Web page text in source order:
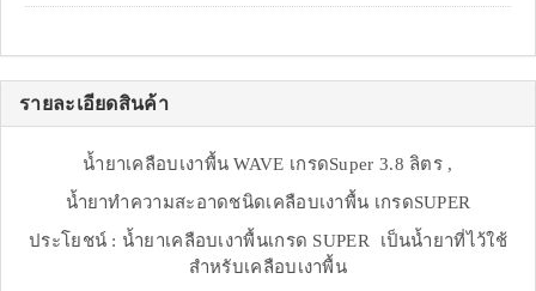
รายละเอียดสินค้า
น้ำยาเคลือบเงาพื้น WAVE เกรดSuper 3.8 ลิตร ,
น้ำยาทำความสะอาดชนิดเคลือบเงาพื้น เกรดSUPER
ประโยชน์ : น้ำยาเคลือบเงาพื้นเกรด SUPER เป็นน้ำยาที่ไว้ใช้
สำหรับเคลือบเงาพื้น